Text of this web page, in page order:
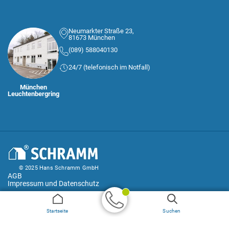
München
Leuchtenbergring
Neumarkter Straße 23,
81673 München
(089) 588040130
24/7 (telefonisch im Notfall)
© 2025 Hans Schramm GmbH
AGB
Impressum und Datenschutz
Startseite Suchen